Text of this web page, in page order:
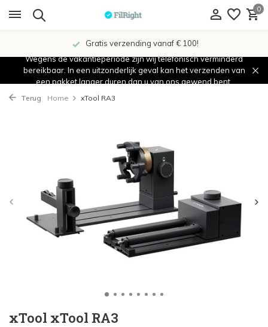
0
Gratis verzending vanaf € 100!
Wegens de vakantieperiode zijn wij telefonisch verminderd
bereikbaar. In een uitzonderlijk geval kan het verzenden van
een pakket langer duren dan u van ons gewend bent.
Terug Home xTool RA3
xTool xTool RA3